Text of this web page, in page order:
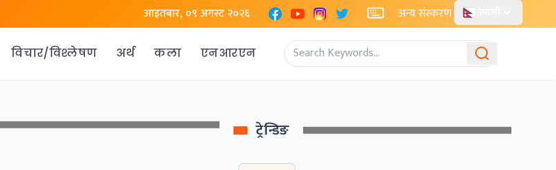
आइतबार, ०९ अगस्ट २०२६ FacebookYouTubeInstagram
X अन्य संस्करण
विचार/विश्लेषण अर्थ कला एनआरएन
ट्रेन्डिङ